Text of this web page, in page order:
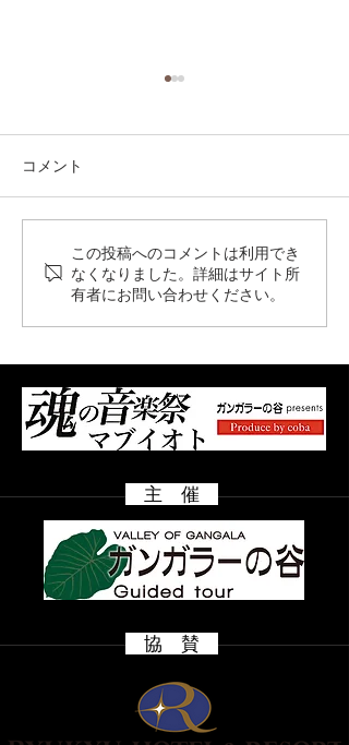
オフィシャル先行販売開
始！お早めに！！
コメント
この投稿へのコメントは利用でき
なくなりました。詳細はサイト所
有者にお問い合わせください。
主 催
​ 協 賛